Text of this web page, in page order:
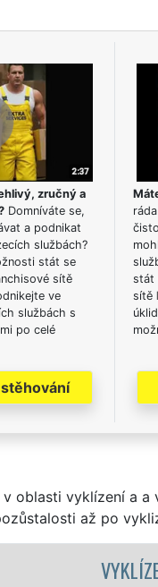
zručný a
Domníváte se,
a podnikat
službách?
stát se
sítě
ve
službách s
po celé
stát
sítě
v oblasti vyklízení a
až po